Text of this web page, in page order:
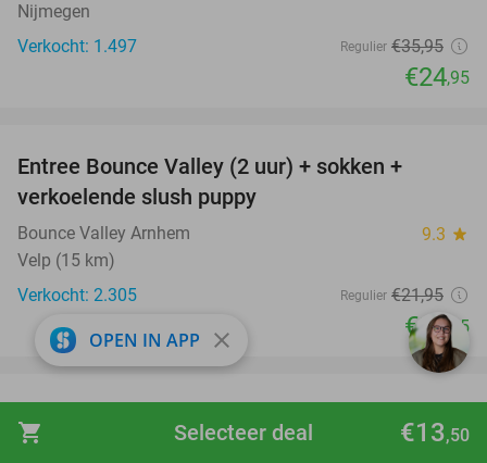
shopping_cart €13,50
Selecteer deal
Nijmegen
Verkocht: 1.497
Regulier €35,95
€24,95
Entree Bounce Valley (2 uur) + sokken +
verkoelende slush puppy
Bounce Valley Arnhem 9.3 star
Velp (15 km)
Verkocht: 2.305
Regulier €21,95
€12,95
26%
favorite_border
All-You-Can-Eat (3 uur) in hartje Nijmegen
OPEN IN APP close